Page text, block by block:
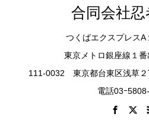
合同会社
つくばエクスプレスA
東京メトロ銀座線１
111-0032 東京都台東区浅草
電話03ｰ